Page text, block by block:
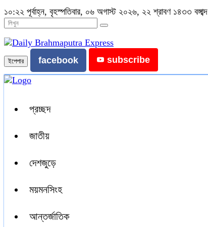
১০:২২ পূর্বাহ্ন, বৃহস্পতিবার, ০৬ অগাস্ট ২০২৬, ২২ শ্রাবণ ১৪৩৩ বঙ্গাব্দ
ইপেপার facebook subscribe
প্রচ্ছদ
জাতীয়
দেশজুড়ে
ময়মনসিংহ
আন্তর্জাতিক